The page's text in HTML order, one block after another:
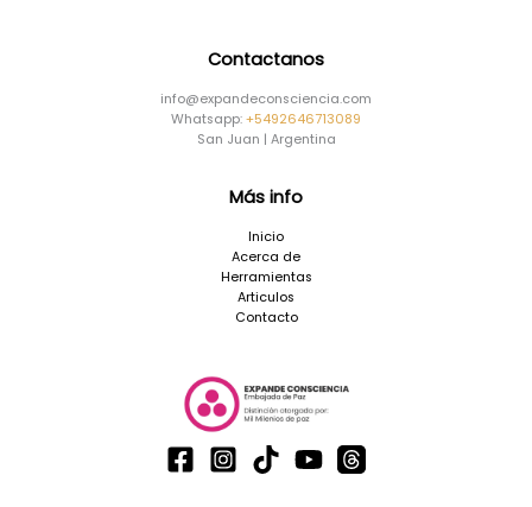
Contactanos
info@expandeconsciencia.com
Whatsapp: +5492646713089
San Juan | Argentina
Más info
Inicio
Acerca de
Herramientas
Articulos
Contacto